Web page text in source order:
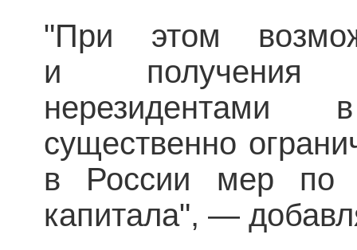
"При этом
и получения
существенно
в России мер по
капитала", —